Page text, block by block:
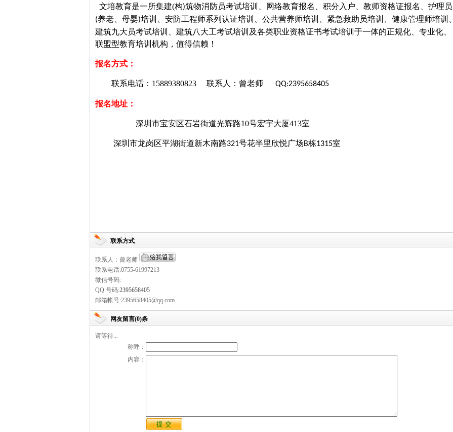
文培教育是一所集建(构)筑物消防员考试培训、网络教育报名、积分入户、教师资格证报名、护理员
(养老、母婴)培训、安防工程师系列认证培训、公共营养师培训、紧急救助员培训、健康管理师培训、
建筑九大员考试培训、建筑八大工考试培训及各类职业资格证书考试培训于一体的正规化、专业化、
联盟型教育培训机构，值得信赖！
报名方式：
联系电话： 15889380823 联系人：曾老师 QQ:2395658405
报名地址：
深圳市宝安区石岩街道光辉路10号宏宇大厦413室
深圳市龙岗区平湖街道新木南路321号花半里欣悦广场B栋1315室
联系方式
联系人：曾老师
联系电话:0755-61997213
微信号码:
QQ 号码:2395658405
邮箱帐号:2395658405@qq.com
网友留言(0)条
请等待...
称呼：
内容：